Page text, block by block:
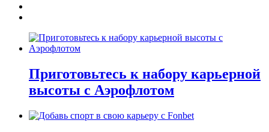
Приготовьтесь к набору карьерной
высоты с Аэрофлотом